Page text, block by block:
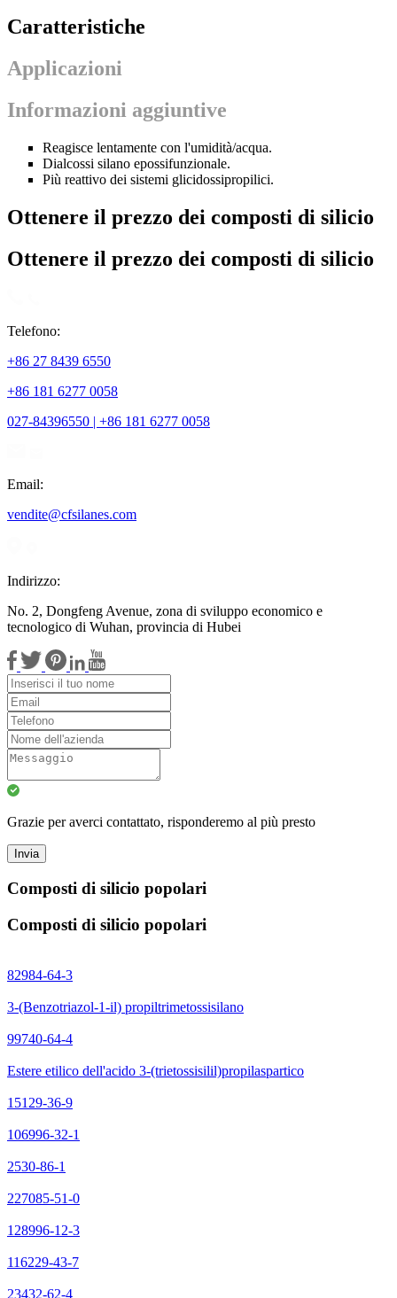
Caratteristiche
Applicazioni
Informazioni aggiuntive
Reagisce lentamente con l'umidità/acqua.
Dialcossi silano epossifunzionale.
Più reattivo dei sistemi glicidossipropilici.
Ottenere il prezzo dei composti di silicio
Ottenere il prezzo dei composti di silicio
Telefono:
+86 27 8439 6550
+86 181 6277 0058
027-84396550 | +86 181 6277 0058
Email:
vendite@cfsilanes.com
Indirizzo:
No. 2, Dongfeng Avenue, zona di sviluppo economico e
tecnologico di Wuhan, provincia di Hubei
Grazie per averci contattato, risponderemo al più presto
Invia
Composti di silicio popolari
Composti di silicio popolari
82984-64-3
3-(Benzotriazol-1-il) propiltrimetossisilano
99740-64-4
Estere etilico dell'acido 3-(trietossisilil)propilaspartico
15129-36-9
106996-32-1
2530-86-1
227085-51-0
128996-12-3
116229-43-7
23432-62-4